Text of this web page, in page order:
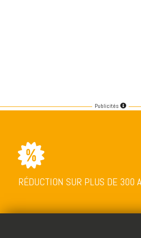
Publicités
RÉDUCTION SUR PLUS DE 300